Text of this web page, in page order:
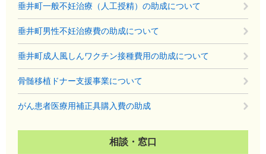
垂井町一般不妊治療（人工授精）の助成について
垂井町男性不妊治療費の助成について
垂井町成人風しんワクチン接種費用の助成について
骨髄移植ドナー支援事業について
がん患者医療用補正具購入費の助成
相談・窓口